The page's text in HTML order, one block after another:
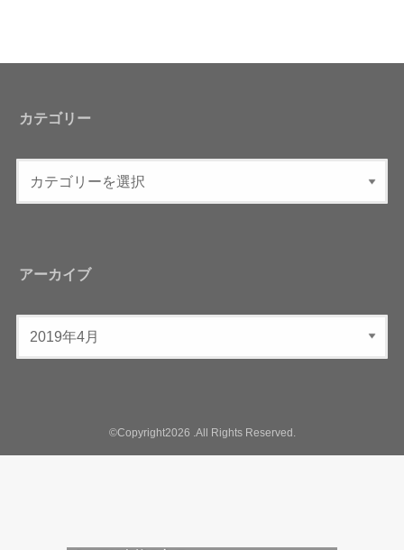
カテゴリー
アーカイブ
©Copyright2026 .All Rights Reserved.